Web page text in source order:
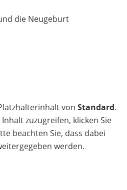
die Neugeburt
von Standard.
zuzugreifen, klicken Sie
beachten Sie, dass dabei
werden.